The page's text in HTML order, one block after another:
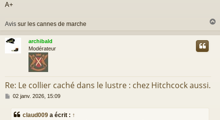
a
A+
Avis sur les cannes de marche
u
archibald
Modérateur
Re: Le collier caché dans le lustre : chez Hitchcock aussi.
M
s
02 janv. 2026, 15:09
claud009 a écrit : ↑